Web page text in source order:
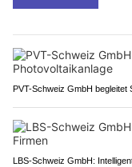
PVT-Schweiz GmbH begleitet
LBS-Schweiz GmbH: